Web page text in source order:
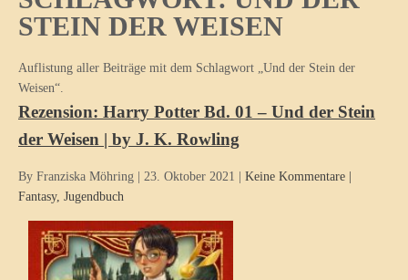
STEIN DER WEISEN
Auflistung aller Beiträge mit dem Schlagwort „Und der Stein der
Weisen“.
Rezension: Harry Potter Bd. 01 – Und der Stein
der Weisen | by J. K. Rowling
By Franziska Möhring 23. Oktober 2021 Keine Kommentare
Fantasy, Jugendbuch